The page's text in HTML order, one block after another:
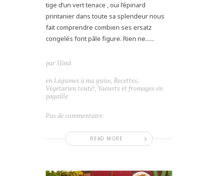
tige d’un vert tenace , oui l’épinard
printanier dans toute sa splendeur nous
fait comprendre combien ses ersatz
congelés font pâle figure. Rien ne......
READ MORE
par Hind
en Légumes à ma guise, Recettes,
Végétarien toute!, Yaourts et fromages en
pagaille
Pas de commentaire